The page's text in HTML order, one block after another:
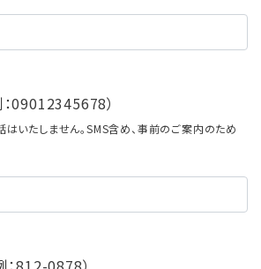
09012345678）
いたしません。SMS含め、事前のご案内のため